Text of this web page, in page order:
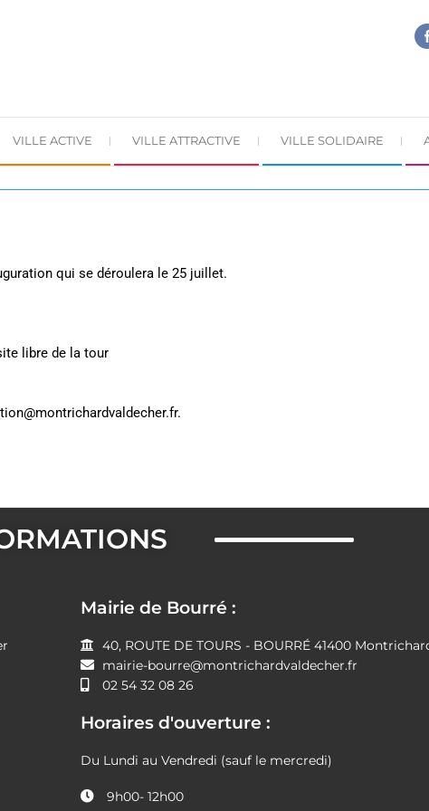
VILLE ACTIVE VILLE ATTRACTIVE VILLE SOLIDAIRE
qui se déroulera le 25 juillet.
libre de la tour
Mairie de Bourré :
40, ROUTE DE TOURS - BOURRÉ 41400
mairie-bourre@montrichardvaldecher.fr
02 54 32 08 26
Horaires d'ouverture :
Du Lundi au Vendredi (sauf le mercredi)
9h00- 12h00